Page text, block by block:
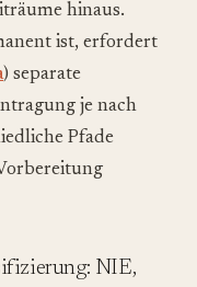
hinaus.
ist, erfordert
) separate
je nach
Pfade
NIE,